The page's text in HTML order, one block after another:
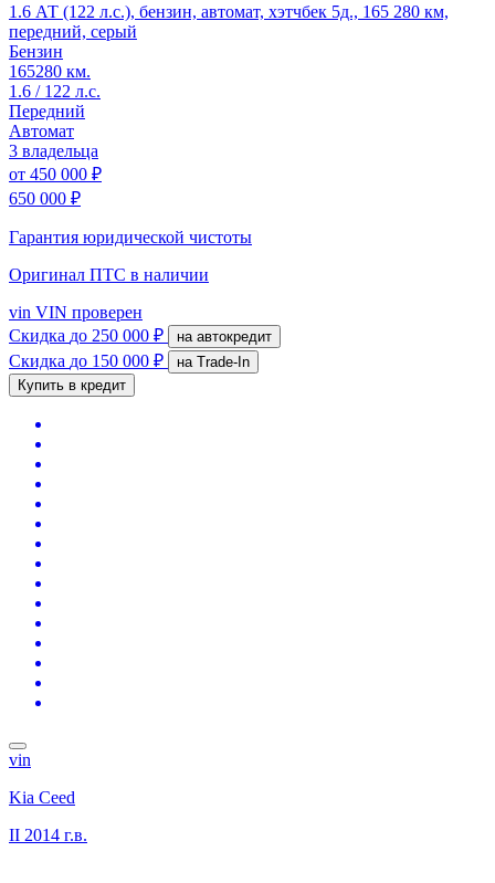
1.6 АТ (122 л.с.), бензин, автомат, хэтчбек 5д., 165 280 км,
передний, серый
Бензин
165280 км.
1.6 / 122 л.с.
Передний
Автомат
3 владельца
от 450 000 ₽
650 000 ₽
Гарантия юридической чистоты
Оригинал ПТС в наличии
vin VIN проверен
Скидка до 250 000 ₽ на автокредит
Скидка до 150 000 ₽
на Trade-In
Купить в кредит
vin
Kia Ceed
II 2014 г.в.